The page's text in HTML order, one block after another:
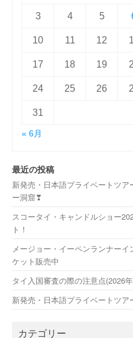
3 4 5
10 11 12
17 18 19
24 25 26
31
« 6月
最近の投稿
新発売・日本語プライベートツ
ー洞窟❣
スコータイ・キャンドルショー
ト！
メージョー・イーペンランナー
ケット販売中
タイ入国審査の際の注意点(2026
新発売・日本語プライベートツ
カテゴリー